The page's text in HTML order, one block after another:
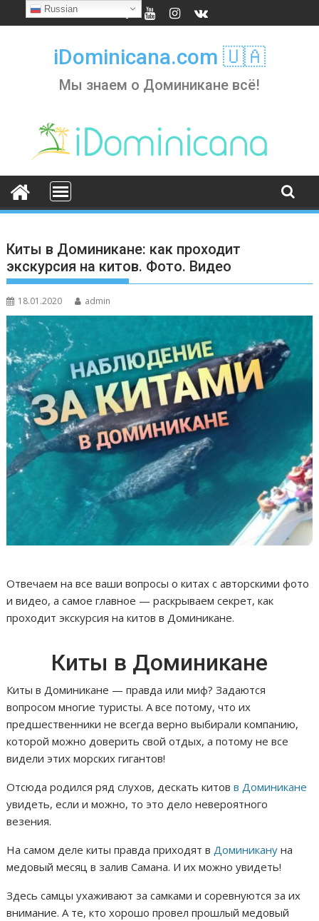
to
iDominicana.com 🇺🇦
Мы знаем о Доминикане всё!
Киты в Доминикане: как проходит
экскурсия на китов. Фото. Видео
18.01.2020 admin
Отвечаем на все ваши вопросы о китах с авторскими фото
и видео, а самое главное — раскрываем секрет, как
проходит экскурсия на китов в Доминикане.
Киты в Доминикане
Киты в Доминикане — правда или миф? Задаются
вопросом многие туристы. А все потому, что их
предшественники не всегда верно выбирали компанию,
которой можно доверить свой отдых, а потому не все
видели этих морских гигантов!
Отсюда родился ряд слухов, дескать китовв Доминикане
увидеть, если и можно, то это дело невероятного
везения.
На самом деле киты правда приходят в Доминикану на
медовый месяц в залив Самана. И их можно увидеть!
Здесь самцы ухаживают за самками и соревнуются за их
внимание. А те, кто хорошо провел прошлый медовый
Russian